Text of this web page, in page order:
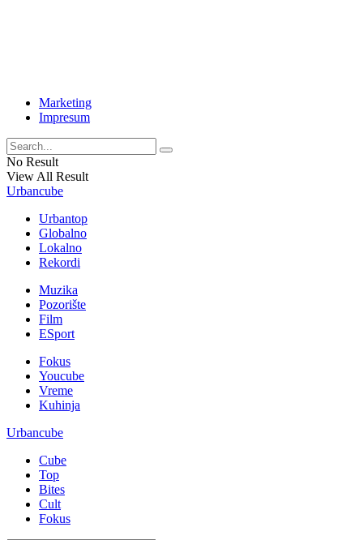
Marketing
Impresum
No Result
View All Result
Urbancube
Urbantop
Globalno
Lokalno
Rekordi
Muzika
Pozorište
Film
ESport
Fokus
Youcube
Vreme
Kuhinja
Urbancube
Cube
Top
Bites
Cult
Fokus